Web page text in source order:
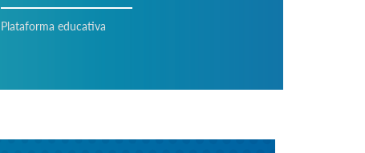
Plataforma educativa